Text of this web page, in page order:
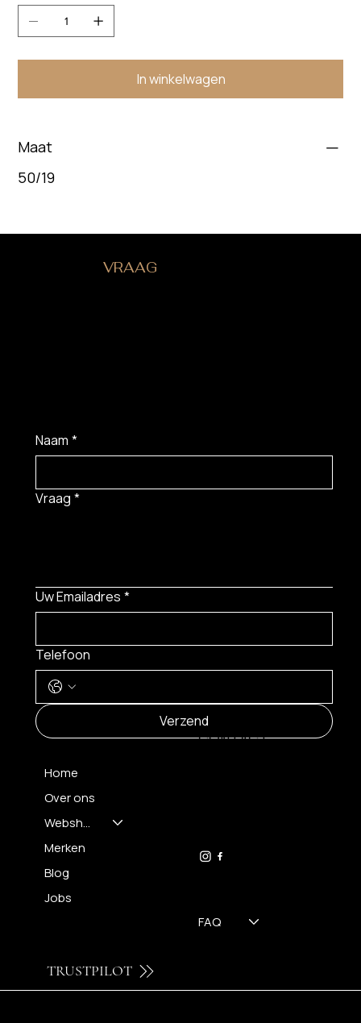
In winkelwagen
Maat
50/19
HEB JE EENVRAAG
Naam *
Vraag *
Uw Emailadres *
Telefoon
Verzend
Home
Over ons
Webshop
Merken
Blog
Jobs
FAQ
CONTACT
TRUSTPILOT